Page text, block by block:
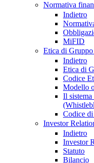
Normativa
Indietro
MiFID
Etica di
Indietro
Etica di
Codice
Modello
Il
Codice
Investor
Indietro
Investor
Statuto
Bilancio